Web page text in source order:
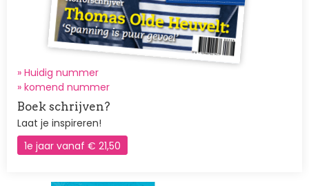
» Huidig nummer
» komend nummer
Boek schrijven?
Laat je inspireren!
1e jaar vanaf € 21,50